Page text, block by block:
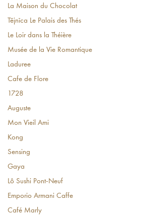
La Maison du Chocolat
Tējnīca Le Palais des Thés
Le Loir dans la Théière
Musée de la Vie Romantique
Laduree
Cafe de Flore
1728
Auguste
Mon Vieil Ami
Kong
Sensing
Gaya
Lô Sushi Pont-Neuf
Emporio Armani Caffe
Café Marly